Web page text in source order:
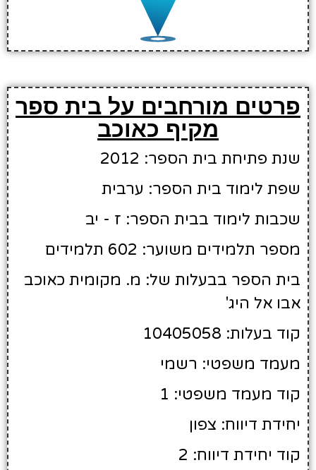
פרטים מורחבים על בית ספר
מקיף כאוכב
שנת פתיחת בית הספר: 2012
שפת לימוד בית הספר: ערבית
שכבות לימוד בבית הספר: ז - יב
מספר תלמידים משוער: 602 תלמידים
בית הספר בבעלות של: מ. מקומית כאוכב
אבו אל היג'
קוד בעלות: 10405058
מעמד משפטי: רשמי
קוד מעמד משפטי: 1
יחידת דיווח: צפון
קוד יחידת דיווח: 2